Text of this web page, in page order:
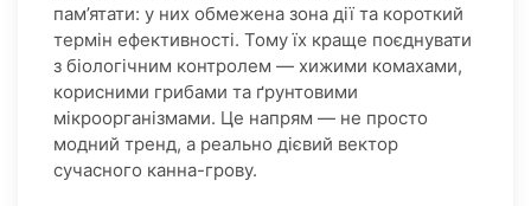
пам’ятати: у них обмежена зона дії та короткий
термін ефективності. Тому їх краще поєднувати
з біологічним контролем — хижими комахами,
корисними грибами та ґрунтовими
мікроорганізмами. Це напрям — не просто
модний тренд, а реально дієвий вектор
сучасного канна-грову.